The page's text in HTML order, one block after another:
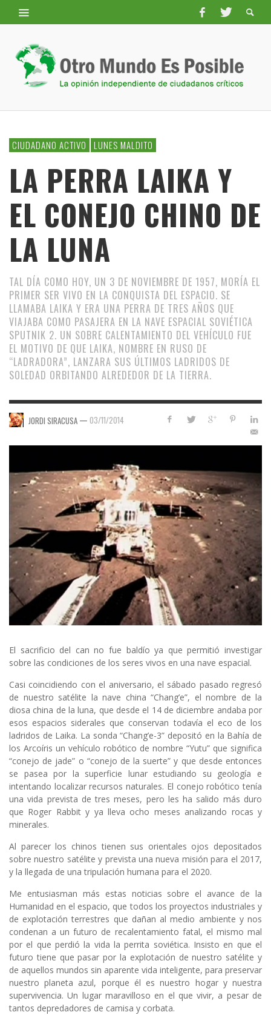
CIUDADANO ACTIVO LUNES MALDITO
LA PERRA LAIKA Y
EL CONEJO CHINO DE
LA LUNA
TAL DÍA COMO HOY, UN 3 DE NOVIEMBRE DE 1957, MORÍA EL
PRIMER SER VIVO EN LA CONQUISTA DEL ESPACIO. SE
LLAMABA LAIKA Y ERA UNA PERRA DE TRES AÑOS QUE
VIAJABA COMO PASAJERA EN LA NAVE ESPACIAL SOVIÉTICA
SPUTNIK 2. UN SOBRE CALENTAMIENTO DEL VEHÍCULO FUE
EL MOTIVO DE QUE LAIKA, NOMBRE EN RUSO DE
“LADRADORA”, LANZARA SUS ÚLTIMOS LADRIDOS DE
SOLEDAD ORBITANDO ALREDEDOR DE LA TIERRA.
JORDI SIRACUSA — 03/11/2014
El sacrificio del can no fue baldío ya que permitió investigar
sobre las condiciones de los seres vivos en una nave espacial.
Casi coincidiendo con el aniversario, el sábado pasado regresó
de nuestro satélite la nave china “Chang’e”, el nombre de la
diosa china de la luna, que desde el 14 de diciembre andaba por
esos espacios siderales que conservan todavía el eco de los
ladridos de Laika. La sonda “Chang’e-3” depositó en la Bahía de
los Arcoíris un vehículo robótico de nombre “Yutu” que significa
“conejo de jade” o “conejo de la suerte” y que desde entonces
se pasea por la superficie lunar estudiando su geología e
intentando localizar recursos naturales. El conejo robótico tenía
una vida prevista de tres meses, pero les ha salido más duro
que Roger Rabbit y ya lleva ocho meses analizando rocas y
minerales.
Al parecer los chinos tienen sus orientales ojos depositados
sobre nuestro satélite y prevista una nueva misión para el 2017,
y la llegada de una tripulación humana para el 2020.
Me entusiasman más estas noticias sobre el avance de la
Humanidad en el espacio, que todos los proyectos industriales y
de explotación terrestres que dañan al medio ambiente y nos
condenan a un futuro de recalentamiento fatal, el mismo mal
por el que perdió la vida la perrita soviética. Insisto en que el
futuro tiene que pasar por la explotación de nuestro satélite y
de aquellos mundos sin aparente vida inteligente, para preservar
nuestro planeta azul, porque él es nuestro hogar y nuestra
supervivencia. Un lugar maravilloso en el que vivir, a pesar de
tantos depredadores de camisa y corbata.